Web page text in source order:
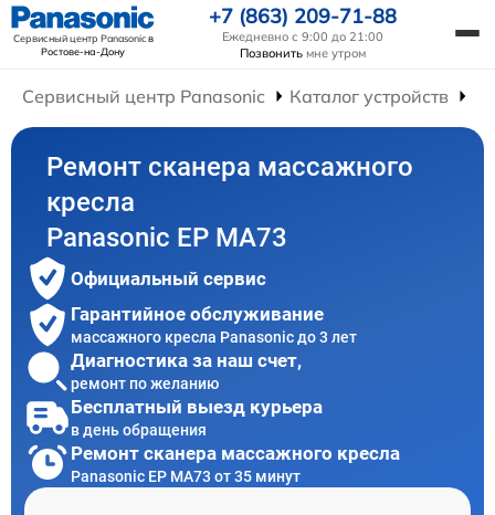
Сервисный центр Panasonicв
Ростове-на-Дону
+7 (863) 209-71-88
Ежедневно с 9:00 до 21:00
Позвонить мне утром
Сервисный центр Panasonic Каталог устройств
Ремонт сканера массажного
кресла
Panasonic EP MA73
Официальный сервис
Гарантийное обслуживание
массажного кресла Panasonic до 3 лет
Диагностика за наш счет,
ремонт по желанию
Бесплатный выезд курьера
в день обращения
Ремонт сканера массажного кресла
Panasonic EP MA73 от 35 минут